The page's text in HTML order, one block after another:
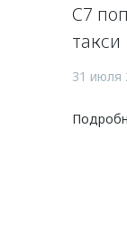
C7
такси
31 июля